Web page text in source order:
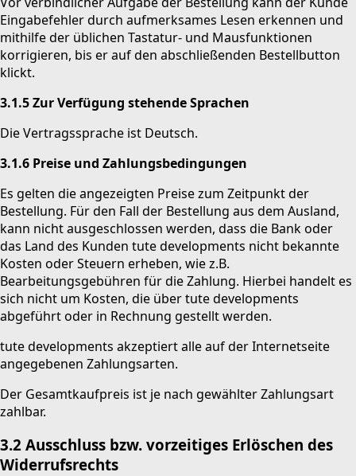
Eingabefehler durch aufmerksames Lesen erkennen und
mithilfe der üblichen Tastatur- und Mausfunktionen
korrigieren, bis er auf den abschließenden Bestellbutton
klickt.
3.1.5 Zur Verfügung stehende Sprachen
Die Vertragssprache ist Deutsch.
3.1.6 Preise und Zahlungsbedingungen
Es gelten die angezeigten Preise zum Zeitpunkt der
Bestellung. Für den Fall der Bestellung aus dem Ausland,
kann nicht ausgeschlossen werden, dass die Bank oder
das Land des Kunden tute developments nicht bekannte
Kosten oder Steuern erheben, wie z.B.
Bearbeitungsgebühren für die Zahlung. Hierbei handelt es
sich nicht um Kosten, die über tute developments
abgeführt oder in Rechnung gestellt werden.
tute developments akzeptiert alle auf der Internetseite
angegebenen Zahlungsarten.
Der Gesamtkaufpreis ist je nach gewählter Zahlungsart
zahlbar.
3.2 Ausschluss bzw. vorzeitiges Erlöschen des
Widerrufsrechts